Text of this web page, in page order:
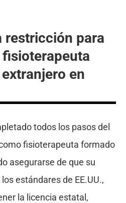
restricción para
en
todos los pasos del
fisioterapeuta formado
asegurarse de que su
estándares de EE.UU.,
la licencia estatal,